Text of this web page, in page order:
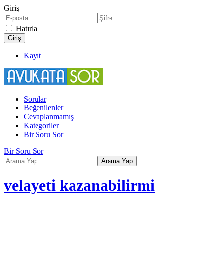
Giriş
Hatırla
Kayıt
Sorular
Beğenilenler
Cevaplanmamış
Kategoriler
Bir Soru Sor
Bir Soru Sor
velayeti kazanabilirmi